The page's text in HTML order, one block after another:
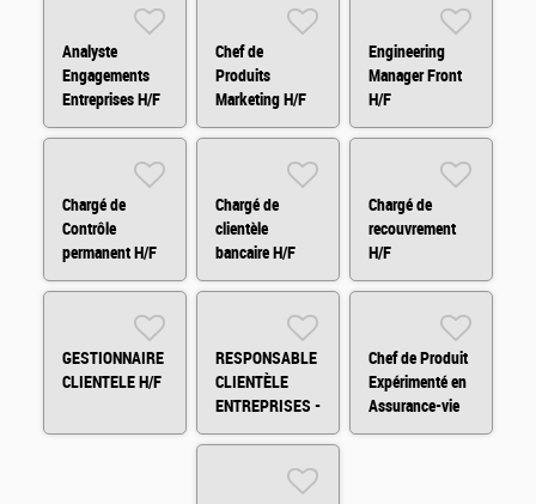
Analyste
Engagements
Entreprises H/F
Chef de
Produits
Marketing H/F
Engineering
Manager Front
H/F
Chargé de
Contrôle
permanent H/F
H/F
Chargé de
clientèle
bancaire H/F
Chargé de
recouvrement
H/F
GESTIONNAIRE
CLIENTELE H/F
RESPONSABLE
CLIENTÈLE
ENTREPRISES -
PARIS - H/F
Chef de Produit
Expérimenté en
Assurance-vie
H/F